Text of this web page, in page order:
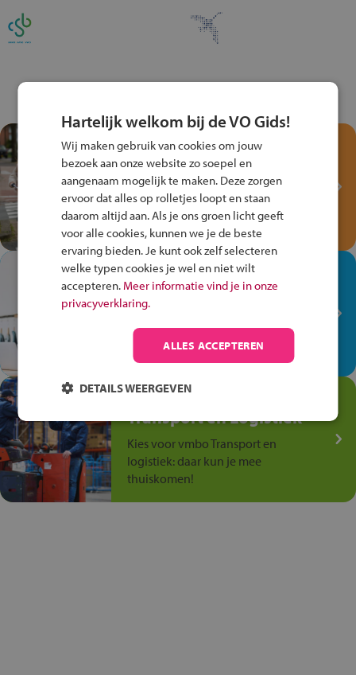
Test je kennis met het
Fiets Veilig
Verkeersspel!
Speel het Fiets Veilig Verkeersspel
en win een Cortina-fiets!
In de winkel ben je op je
plek!
op de winkelvloer, waar elke dag
anders is!
Jouw talent in de
Transport en Logistiek
Kies voor vmbo Transport en
logistiek: daar kun je mee
thuiskomen!
Hartelijk welkom bij de VO Gids!
Wij maken gebruik van cookies om jouw
bezoek aan onze website zo soepel en
aangenaam mogelijk te maken. Deze zorgen
ervoor dat alles op rolletjes loopt en staan
daarom altijd aan. Als je ons groen licht geeft
voor alle cookies, kunnen we je de beste
ervaring bieden. Je kunt ook zelf selecteren
welke typen cookies je wel en niet wilt
accepteren. Meer informatie vind je in onze
privacyverklaring.
ALLES ACCEPTEREN
DETAILS WEERGEVEN